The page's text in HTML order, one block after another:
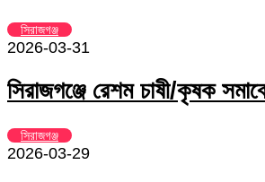
সিরাজগঞ্জ
2026-03-31
সিরাজগঞ্জে রেশম চাষী/কৃষক
সিরাজগঞ্জ
2026-03-29